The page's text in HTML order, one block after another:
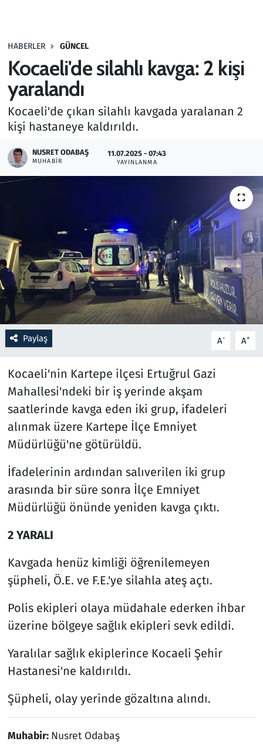
HABERLER GÜNCEL
Kocaeli'de silahlı kavga: 2 kişi
yaralandı
Kocaeli'de çıkan silahlı kavgada yaralanan 2
kişi hastaneye kaldırıldı.
NUSRET ODABAŞ
MUHABIR
11.07.2025 - 07:43
YAYINLANMA
Paylaş A- A+
Kocaeli'nin Kartepe ilçesi Ertuğrul Gazi
Mahallesi'ndeki bir iş yerinde akşam
saatlerinde kavga eden iki grup, ifadeleri
alınmak üzere Kartepe İlçe Emniyet
Müdürlüğü'ne götürüldü.
İfadelerinin ardından salıverilen iki grup
arasında bir süre sonra İlçe Emniyet
Müdürlüğü önünde yeniden kavga çıktı.
2 YARALI
Kavgada henüz kimliği öğrenilemeyen
şüpheli, Ö.E. ve F.E.'ye silahla ateş açtı.
Polis ekipleri olaya müdahale ederken ihbar
üzerine bölgeye sağlık ekipleri sevk edildi.
Yaralılar sağlık ekiplerince Kocaeli Şehir
Hastanesi'ne kaldırıldı.
Şüpheli, olay yerinde gözaltına alındı.
Muhabir: Nusret Odabaş
Haber
Kültür Sanat
Kurumsal Haberler
Oyun
Ramazan
Resmi İlanlar
Rüya Tabirleri
Sağlık
Savunma Sanayi
Seçim 2023
Spor
Teknoloji ve Bilim
Televizyon